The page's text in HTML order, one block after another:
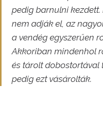
pedig barnulni
nem adják el, az
a vendég egyszerűen
Akkoriban mindenhol
és tárolt dobostortával
pedig ezt vásárolták.